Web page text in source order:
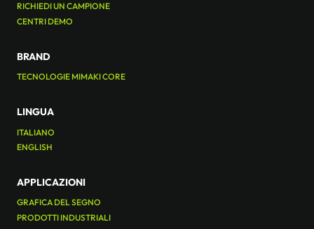
RICHIEDI UN CAMPIONE
CENTRI DEMO
BRAND
TECNOLOGIE MIMAKI CORE
LINGUA
ITALIANO
ENGLISH
APPLICAZIONI
GRAFICA DEL SEGNO
PRODOTTI INDUSTRIALI